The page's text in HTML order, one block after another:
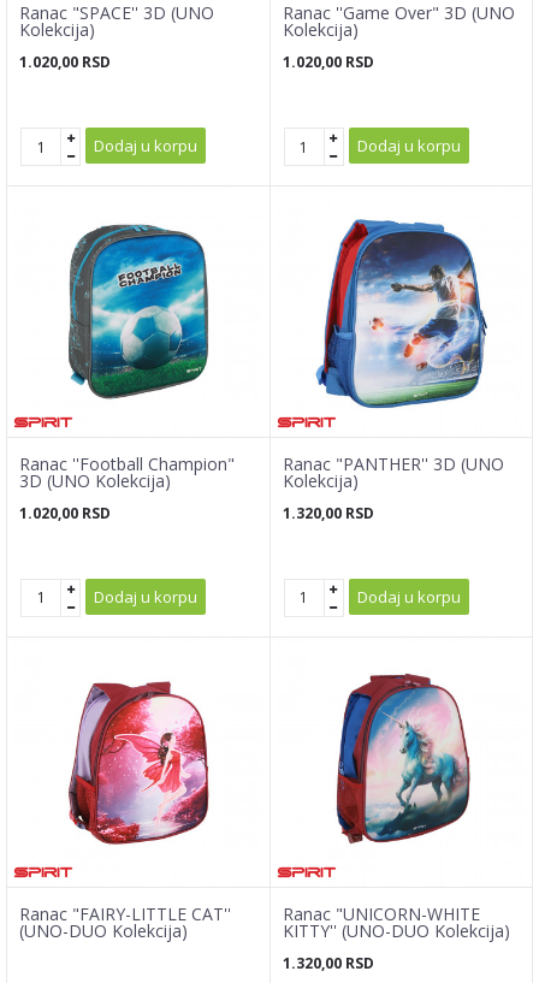
Ranac "SPACE'' 3D (UNO
Kolekcija)
1.020,00 RSD
Dodaj u korpu
Ranac ''Game Over" 3D (UNO
Kolekcija)
1.020,00 RSD
Dodaj u korpu
Ranac ''Football Champion"
3D (UNO Kolekcija)
1.020,00 RSD
Dodaj u korpu
Ranac "PANTHER'' 3D (UNO
Kolekcija)
1.320,00 RSD
Dodaj u korpu
Ranac "FAIRY-LITTLE CAT''
(UNO-DUO Kolekcija)
Ranac "UNICORN-WHITE
KITTY'' (UNO-DUO Kolekcija)
1.320,00 RSD